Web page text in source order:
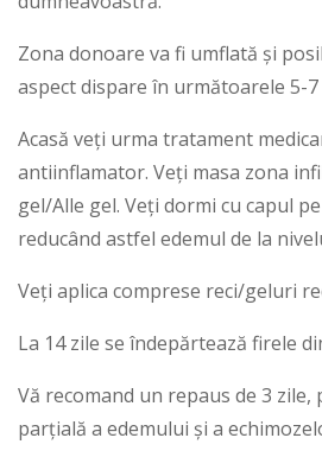
Zona donoare va fi umflată și
aspect dispare în următoarele 5-7
Acasă veți urma tratament
antiinflamator. Veți masa zona
gel/Alle gel. Veți dormi cu capul
reducând astfel edemul de la
Veți aplica comprese reci/geluri
La 14 zile se îndepărtează firele
Vă recomand un repaus de 3 zile,
parțială a edemului și a